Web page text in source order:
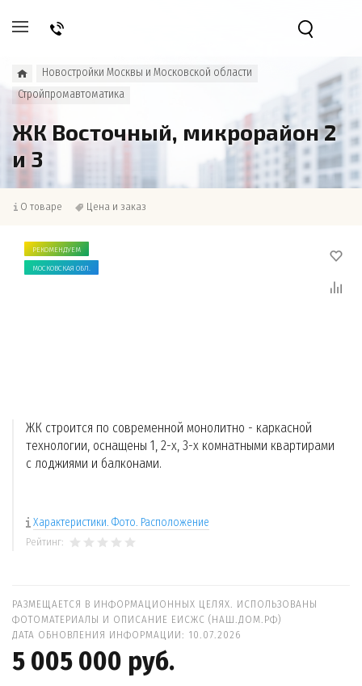
Новостройки Москвы и Московской области
Стройпромавтоматика
ЖК Восточный, микрорайон 2
и 3
О товаре Цена и заказ
РЕКОМЕНДУЕМ
МОСКОВСКАЯ ОБЛ.
ЖК строится по современной монолитно - каркасной
технологии, оснащены 1, 2-х, 3-х комнатными квартирами
с лоджиями и балконами.
Характеристики. Фото. Расположение
Рейтинг:
РАЗМЕЩАЕТСЯ В ИНФОРМАЦИОННЫХ ЦЕЛЯХ. ИСПОЛЬЗОВАНЫ
ФОТОМАТЕРИАЛЫ И ОПИСАНИЕ ЕИСЖС (НАШ.ДОМ.РФ)
ДАТА ОБНОВЛЕНИЯ ИНФОРМАЦИИ: 10.07.2026
5 005 000 руб.